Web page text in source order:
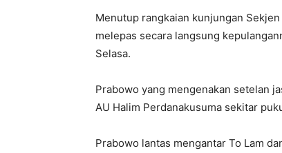
Menutup rangkaian kunjungan
melepas secara langsung
Selasa.
Prabowo yang mengenakan setelan
AU Halim Perdanakusuma sekitar
Prabowo lantas mengantar To Lam